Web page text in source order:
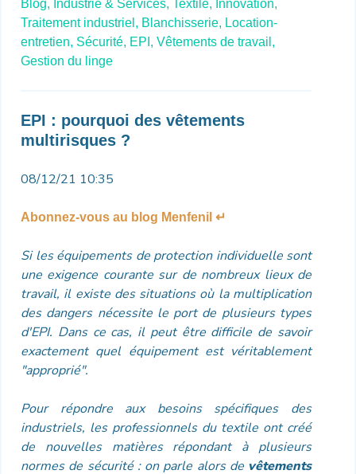
Blog, Industrie & Services, Textile, Innovation,
Traitement industriel, Blanchisserie, Location-
entretien, Sécurité, EPI, Vêtements de travail,
Gestion du linge
EPI : pourquoi des vêtements
multirisques ?
08/12/21 10:35
Abonnez-vous au blog Menfenil ↵
Si les équipements de protection individuelle sont
une exigence courante sur de nombreux lieux de
travail, il existe des situations où la multiplication
des dangers nécessite le port de plusieurs types
d'EPI. Dans ce cas, il peut être difficile de savoir
exactement quel équipement est véritablement
"approprié".
Pour répondre aux besoins spécifiques des
industriels, les professionnels du textile ont créé
de nouvelles matières répondant à plusieurs
normes de sécurité : on parle alors de vêtements